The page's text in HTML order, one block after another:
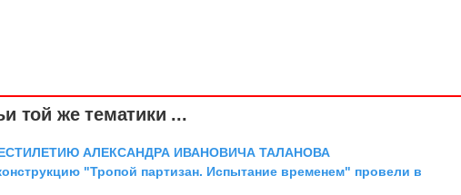
той же тематики ...
АЛЕКСАНДРА ИВАНОВИЧА ТАЛАНОВА
"Тропой партизан. Испытание временем" провели в